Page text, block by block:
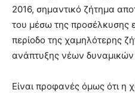
2016, σημαντικό ζήτημα
του μέσω της προσέλκυσης
περίοδο της χαμηλότερης
ανάπτυξης νέων δυναμικών
Είναι προφανές όμως ότι η